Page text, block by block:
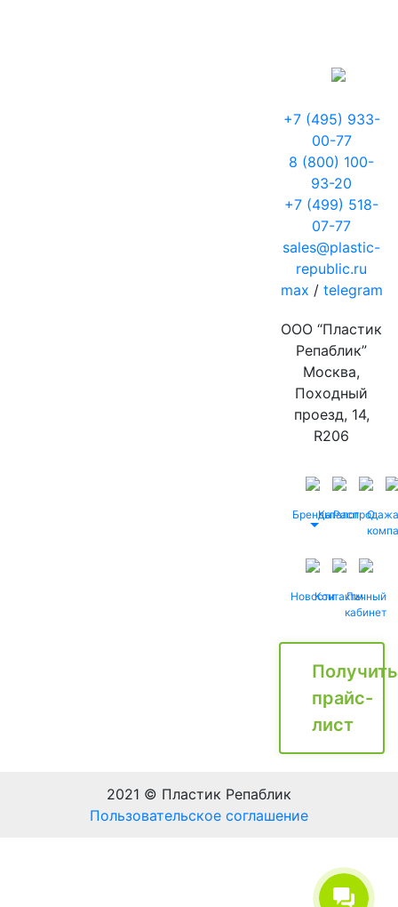
+7 (495) 933-
00-77
8 (800) 100-
93-20
+7 (499) 518-
07-77
sales@plastic-
republic.ru
max / telegram
ООО “Пластик
Репаблик”
Москва,
Походный
проезд, 14,
R206
БрендыКаталог
Распродажа
О
НовостиКонтактыЛичный
кабинет
Получить
прайс-
лист
2021 © Пластик Репаблик
Пользовательское соглашение